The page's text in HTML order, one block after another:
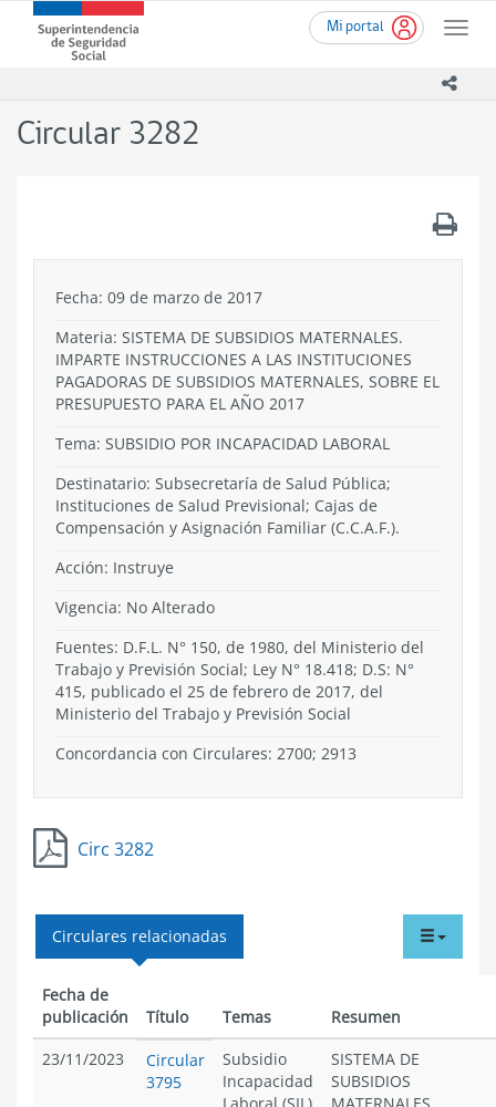
contenido
Mi portal
Toggle
Superintendencia
de
-
Circular 3282
Fecha: 09 de marzo de 2017
Materia: SISTEMA DE SUBSIDIOS MATERNALES.
IMPARTE INSTRUCCIONES A LAS INSTITUCIONES
PAGADORAS DE SUBSIDIOS MATERNALES, SOBRE EL
PRESUPUESTO PARA EL AÑO 2017
Tema: SUBSIDIO POR INCAPACIDAD LABORAL
Destinatario: Subsecretaría de Salud Pública;
Instituciones de Salud Previsional; Cajas de
Compensación y Asignación Familiar (C.C.A.F.).
Acción: Instruye
Vigencia: No Alterado
Fuentes: D.F.L. N° 150, de 1980, del Ministerio del
Trabajo y Previsión Social; Ley N° 18.418; D.S: N°
415, publicado el 25 de febrero de 2017, del
Ministerio del Trabajo y Previsión Social
Concordancia con Circulares: 2700; 2913
Circ 3282
menu
Circulares relacionadas
Fecha de
publicación
Título Temas
Resumen
23/11/2023
Circular
3795
Subsidio
Incapacidad
SISTEMA DE
SUBSIDIOS